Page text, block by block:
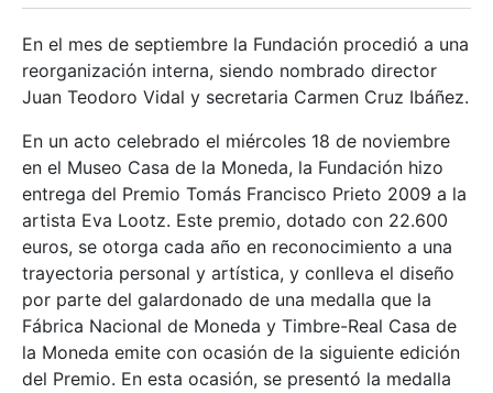
En el mes de septiembre la Fundación procedió a una
reorganización interna, siendo nombrado director
Juan Teodoro Vidal y secretaria Carmen Cruz Ibáñez.
En un acto celebrado el miércoles 18 de noviembre
en el Museo Casa de la Moneda, la Fundación hizo
entrega del Premio Tomás Francisco Prieto 2009 a la
artista Eva Lootz. Este premio, dotado con 22.600
euros, se otorga cada año en reconocimiento a una
trayectoria personal y artística, y conlleva el diseño
por parte del galardonado de una medalla que la
Fábrica Nacional de Moneda y Timbre-Real Casa de
la Moneda emite con ocasión de la siguiente edición
del Premio. En esta ocasión, se presentó la medalla